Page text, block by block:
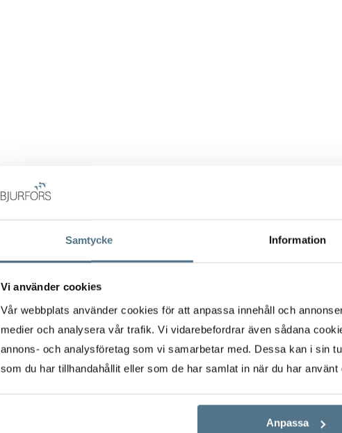
Samtycke Information
Vi använder cookies
Vår webbplats använder cookies för att anpassa innehåll och
medier och analysera vår trafik. Vi vidarebefordrar även sådana
annons- och analysföretag som vi samarbetar med. Dessa kan i sin
som du har tillhandahållit eller som de har samlat in när du har använt
Anpassa
Förnamn*
Efternamn*